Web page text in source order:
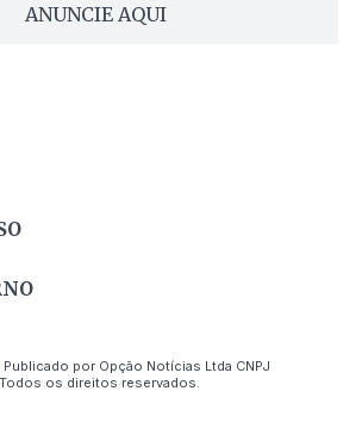
ANUNCIE AQUI
por Opção Notícias Ltda CNPJ
os direitos reservados.